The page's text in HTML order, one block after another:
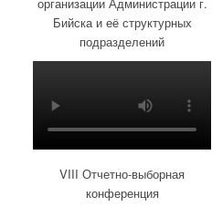
Бийска и её структурных
подразделений
VIII Отчетно-выборная
конференция